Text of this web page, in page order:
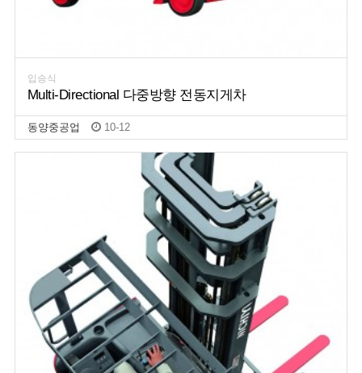
입승식
Multi-Directional 다중방향 전동지게차
동양중공업 10-12